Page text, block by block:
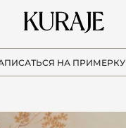
НА ПРИМЕРКУ